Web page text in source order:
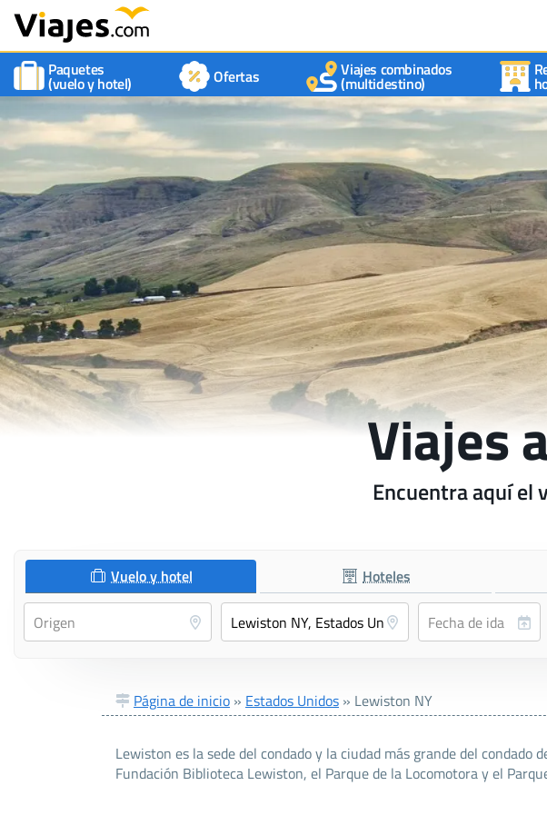
Paquetes
(vuelo y hotel) Ofertas Viajes combinados
(multidestino)
Viajes
Encuentra aquí el
Vuelo y hotel Hoteles
Página de inicio » Estados Unidos » Lewiston NY
Lewiston es la sede del condado y la ciudad más grande del condado
Fundación Biblioteca Lewiston, el Parque de la Locomotora y el